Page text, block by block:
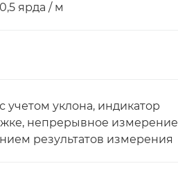
ярда / м
уклона, индикатор
непрерывное измерение
результатов измерения